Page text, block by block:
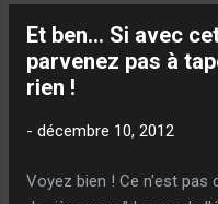
Et ben... Si avec
parvenez pas à
rien !
- décembre 10, 2012
Voyez bien ! Ce n'est pas